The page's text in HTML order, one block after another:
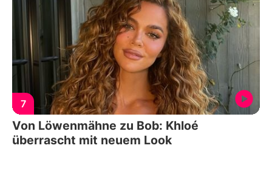
7
Von Löwenmähne zu Bob: Khloé
überrascht mit neuem Look